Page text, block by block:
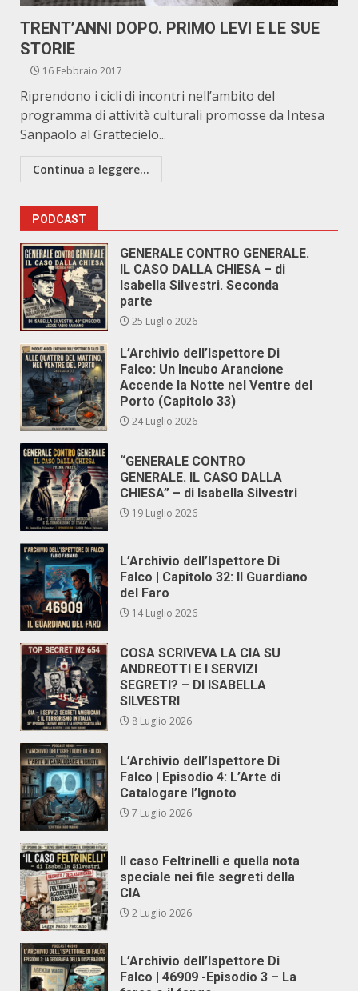
TRENT’ANNI DOPO. PRIMO LEVI E LE SUE
STORIE
16 Febbraio 2017
Riprendono i cicli di incontri nell’ambito del
programma di attività culturali promosse da Intesa
Sanpaolo al Grattecielo...
Continua a leggere...
PODCAST
GENERALE CONTRO GENERALE.
IL CASO DALLA CHIESA – di
Isabella Silvestri. Seconda
parte
25 Luglio 2026
L’Archivio dell’Ispettore Di
Falco: Un Incubo Arancione
Accende la Notte nel Ventre del
Porto (Capitolo 33)
24 Luglio 2026
“GENERALE CONTRO
GENERALE. IL CASO DALLA
CHIESA” – di Isabella Silvestri
19 Luglio 2026
L’Archivio dell’Ispettore Di
Falco | Capitolo 32: Il Guardiano
del Faro
14 Luglio 2026
COSA SCRIVEVA LA CIA SU
ANDREOTTI E I SERVIZI
SEGRETI? – DI ISABELLA
SILVESTRI
8 Luglio 2026
L’Archivio dell’Ispettore Di
Falco | Episodio 4: L’Arte di
Catalogare l’Ignoto
7 Luglio 2026
Il caso Feltrinelli e quella nota
speciale nei file segreti della
CIA
2 Luglio 2026
L’Archivio dell’Ispettore Di
Falco | 46909 -Episodio 3 – La